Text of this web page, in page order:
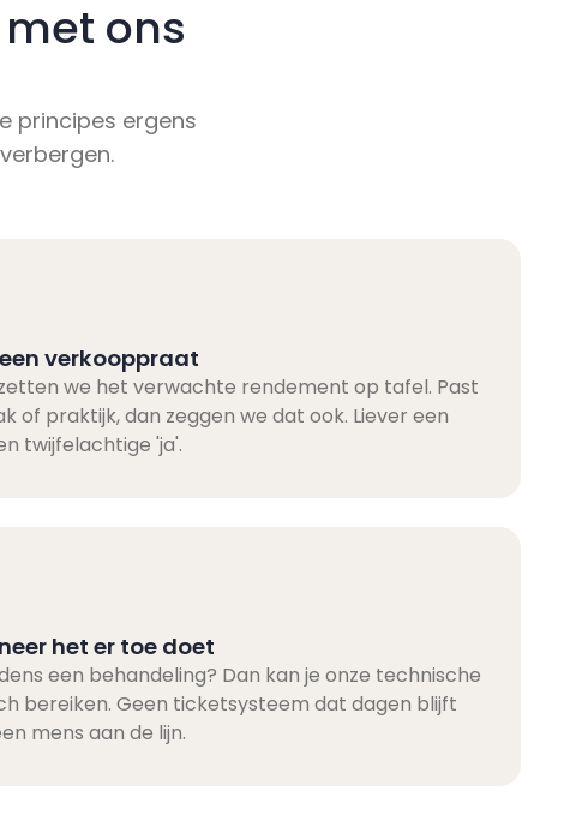
ons
principes ergens
verkooppraat
we het verwachte rendement op tafel. Past
of praktijk, dan zeggen we dat ook. Liever een
twijfelachtige 'ja'.
het er toe doet
een behandeling? Dan kan je onze technische
bereiken. Geen ticketsysteem dat dagen blijft
mens aan de lijn.